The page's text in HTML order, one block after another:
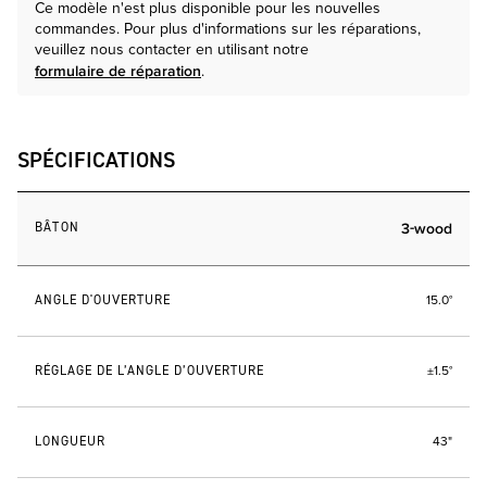
Ce modèle n'est plus disponible pour les nouvelles
commandes. Pour plus d'informations sur les réparations,
veuillez nous contacter en utilisant notre
formulaire de réparation.
SPÉCIFICATIONS
BÂTON 3-wood
ANGLE D'OUVERTURE 15.0°
RÉGLAGE DE L’ANGLE D’OUVERTURE ±1.5°
LONGUEUR 43"